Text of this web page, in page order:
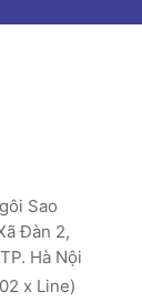
Sao
Đàn 2,
Hà Nội
x Line)